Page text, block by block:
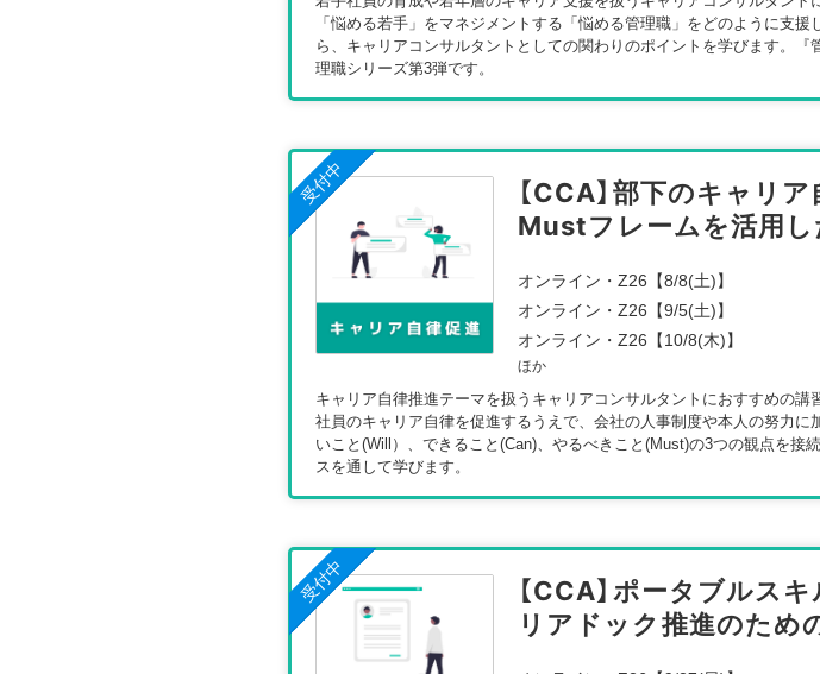
「悩める若手」をマネジメントする「悩める管理職」をどのように支
ら、キャリアコンサルタントとしての関わりのポイントを学びます。
理職シリーズ第3弾です。
受付中
【CCA】部下のキャリ
Mustフレームを活用し
オンライン・Z26【8/8(土)】
オンライン・Z26【9/5(土)】
オンライン・Z26【10/8(木)】
オンライン・Z26【11/7(土)】
オンライン・Z26【12/9(水)】
ほか
キャリア自律推進テーマを扱うキャリアコンサルタントにおすすめの講
社員のキャリア自律を促進するうえで、会社の人事制度や本人の努力
いこと(Will）、できること(Can)、やるべきこと(Must)の3つの観点を
スを通して学びます。
受付中
【CCA】ポータブルス
リアドック推進のため